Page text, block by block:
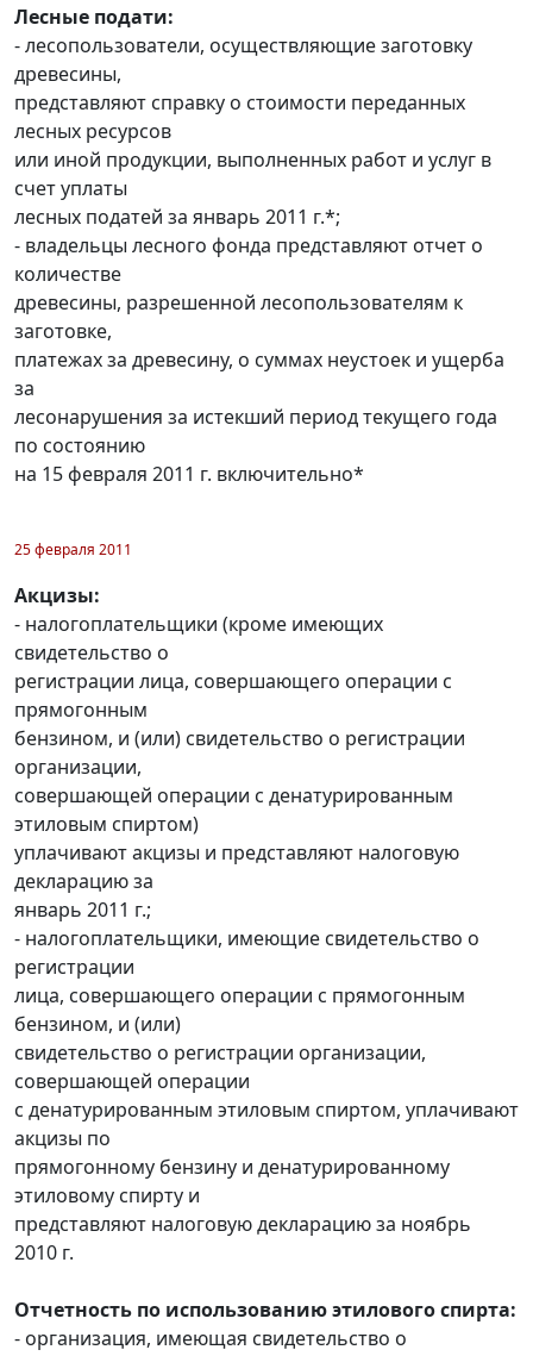
Лесные подати:
- лесопользователи, осуществляющие заготовку
древесины,
представляют справку о стоимости переданных
лесных ресурсов
или иной продукции, выполненных работ и услуг в
счет уплаты
лесных податей за январь 2011 г.*;
- владельцы лесного фонда представляют отчет о
количестве
древесины, разрешенной лесопользователям к
заготовке,
платежах за древесину, о суммах неустоек и ущерба
за
лесонарушения за истекший период текущего года
по состоянию
на 15 февраля 2011 г. включительно*
25 февраля 2011
Акцизы:
- налогоплательщики (кроме имеющих
свидетельство о
регистрации лица, совершающего операции с
прямогонным
бензином, и (или) свидетельство о регистрации
организации,
совершающей операции с денатурированным
этиловым спиртом)
уплачивают акцизы и представляют налоговую
декларацию за
январь 2011 г.;
- налогоплательщики, имеющие свидетельство о
регистрации
лица, совершающего операции с прямогонным
бензином, и (или)
свидетельство о регистрации организации,
совершающей операции
с денатурированным этиловым спиртом, уплачивают
акцизы по
прямогонному бензину и денатурированному
этиловому спирту и
представляют налоговую декларацию за ноябрь
2010 г.
Отчетность по использованию этилового спирта:
- организация, имеющая свидетельство о